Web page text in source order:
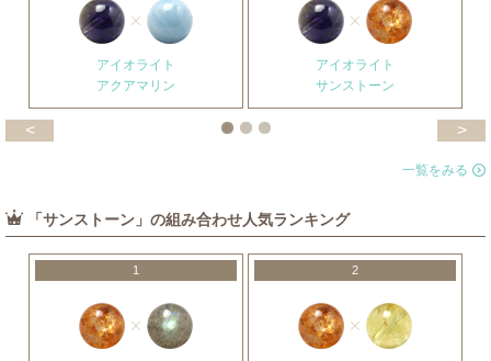
アイオライト
アクアマリン
アイオライト
サンストーン
< >
一覧をみる
「サンストーン」の組み合わせ人気ランキング
1 2